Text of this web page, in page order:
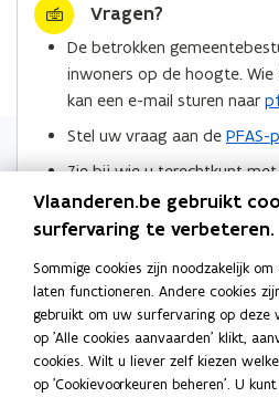
e
e
d
p
e
n
t
n
i
e
u
e
e
r
l
n
k
n
a
r
l
e
m
Vragen?
De betrokken
inwoners op de hoogte.
kan een e-mail sturen naar
Stel uw vraag aan de PFAS-
Zie bij wie u terechtkunt
de regio Zwijndrecht.
Locaties
Meer info
Vlaanderen.be gebruikt
surfervaring te verbeteren.
Sommige cookies zijn noodzakelijk
laten functioneren. Andere cookies
gebruikt om uw surfervaring op deze
op 'Alle cookies aanvaarden' klikt,
cookies. Wilt u liever zelf kiezen
op 'Cookievoorkeuren beheren'. U